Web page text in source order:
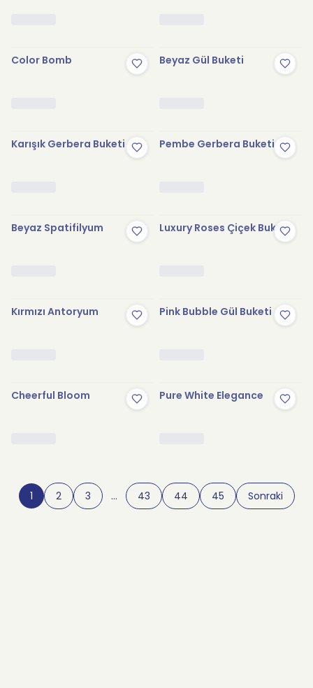
Color Bomb Beyaz Gül Buketi
Karışık Gerbera Buketi Pembe Gerbera Buketi
Beyaz Spatifilyum Luxury Roses Çiçek Buketi
Kırmızı Antoryum Pink Bubble Gül Buketi
Cheerful Bloom Pure White Elegance
1 2 3 … 43 44 45 Sonraki